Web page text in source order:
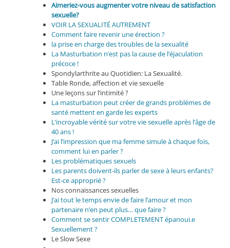
Aimeriez-vous augmenter votre niveau de satisfaction
sexuelle?
VOIR LA SEXUALITÉ AUTREMENT
Comment faire revenir une érection ?
la prise en charge des troubles de la sexualité
La Masturbation n’est pas la cause de l’éjaculation
précoce !
Spondylarthrite au Quotidien: La Sexualité.
Table Ronde, affection et vie sexuelle
Une leçons sur l’intimité ?
La masturbation peut créer de grands problèmes de
santé mettent en garde les experts
L’incroyable vérité sur votre vie sexuelle après l’âge de
40 ans !
J’ai l’impression que ma femme simule à chaque fois,
comment lui en parler ?
Les problématiques sexuels
Les parents doivent-ils parler de sexe à leurs enfants?
Est-ce approprié ?
Nos connaissances sexuelles
J’ai tout le temps envie de faire l’amour et mon
partenaire n’en peut plus… que faire ?
Comment se sentir COMPLETEMENT épanoui.e
Sexuellement ?
Le Slow Sexe